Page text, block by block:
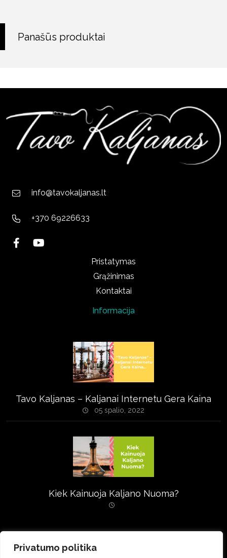
Privatumo politika
Panašūs produktai
info@tavokaljanas.lt
+370 69226633
Pristatymas
Grąžinimas
Kontaktai
Informacija
Tavo Kaljanas – Kaljanai Internetu Gera Kaina
05 spalio, 2022
Kiek Kainuoja Kaljano Nuoma?